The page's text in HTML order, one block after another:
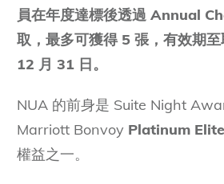
Q：NUA 沒有核准怎麼辦？
Q：NUA 可以只升級部分晚
利，應該選 NUA 還是 Elite
Q：哪些 Marriott 品牌不適
Q：馬來西亞 Marriott
員在年度達標後透過 Annual
取，最多可獲得 5 張，有效期
12 月 31 日。
NUA 的前身是 Suite Night
Marriott Bonvoy Platinum
權益之一。